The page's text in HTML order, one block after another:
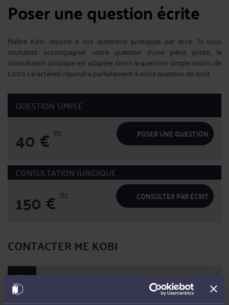
Poser une question écrite
Maître Kobi répond à vos questions juridiques par écrit. Si vous
souhaitez accompagner votre question d'une pièce jointe, la
consultation juridique est adaptée, sinon la question simple (moins de
1.000 caractères) répondra parfaitement à votre question de droit.
QUESTION SIMPLE
40€ ttc POSER UNE QUESTION
CONSULTATION JURIDIQUE
150€ ttc CONSULTER PAR ÉCRIT
CONTACTER ME KOBI